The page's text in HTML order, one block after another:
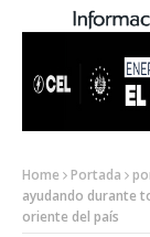
Home Portada
ayudando durante
oriente del país